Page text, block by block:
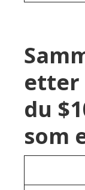
etter
du
som